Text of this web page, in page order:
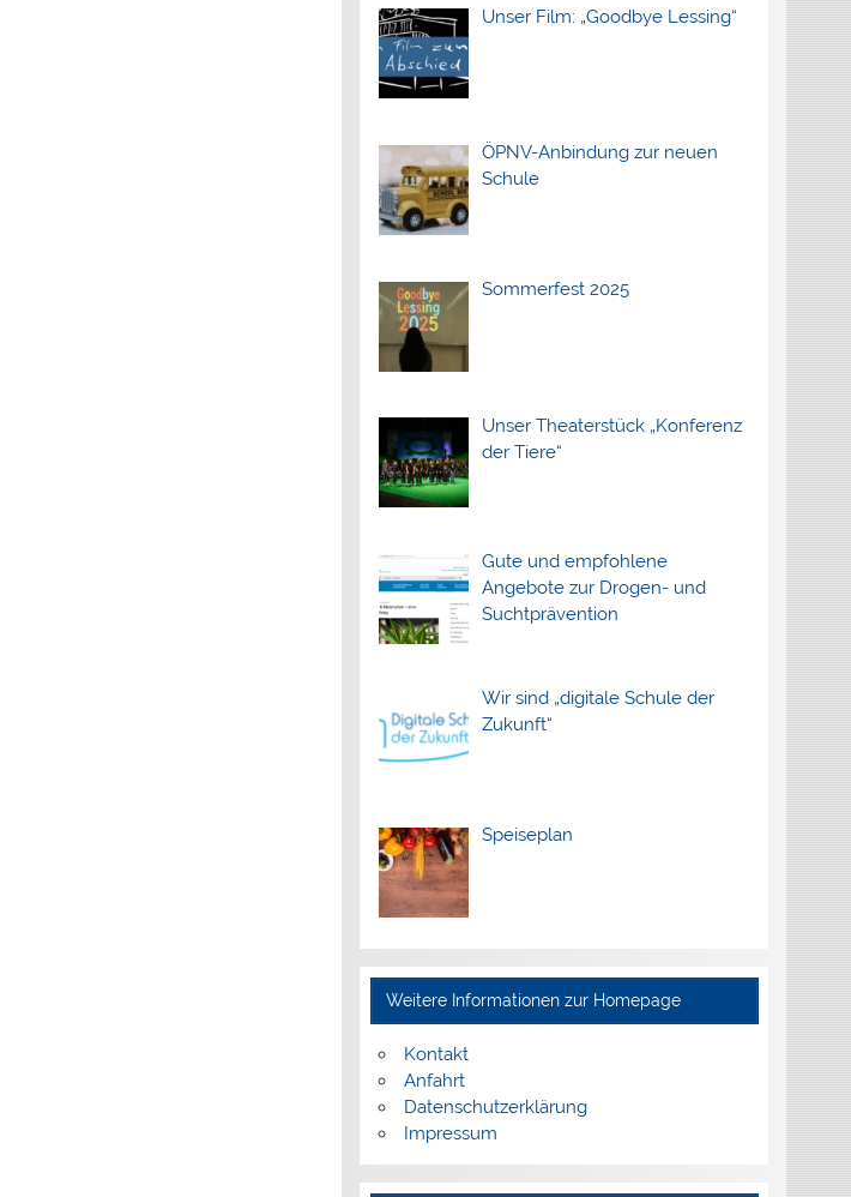
Unser Film: „Goodbye Lessing“
ÖPNV-Anbindung zur neuen
Schule
Sommerfest 2025
Unser Theaterstück „Konferenz
der Tiere“
Gute und empfohlene
Angebote zur Drogen- und
Suchtprävention
Wir sind „digitale Schule der
Zukunft“
Speiseplan
Weitere Informationen zur Homepage
Kontakt
Anfahrt
Datenschutzerklärung
Impressum